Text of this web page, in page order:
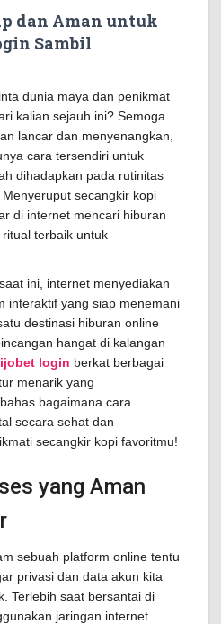
dan Aman untuk
Sambil
dunia maya dan penikmat
kalian sejauh ini? Semoga
lancar dan menyenangkan,
cara tersendiri untuk
dihadapkan pada rutinitas
secangkir kopi
di internet mencari hiburan
terbaik untuk
ini, internet menyediakan
interaktif yang siap menemani
destinasi hiburan online
hangat di kalangan
ijobet login berkat berbagai
menarik yang
bagaimana cara
secara sehat dan
secangkir kopi favoritmu!
yang Aman
sebuah platform online tentu
privasi dan data akun kita
Terlebih saat bersantai di
jaringan internet